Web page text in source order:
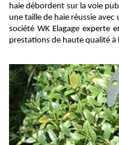
haie débordent sur la voie
une taille de haie réussie
société WK Elagage experte
prestations de haute qualité